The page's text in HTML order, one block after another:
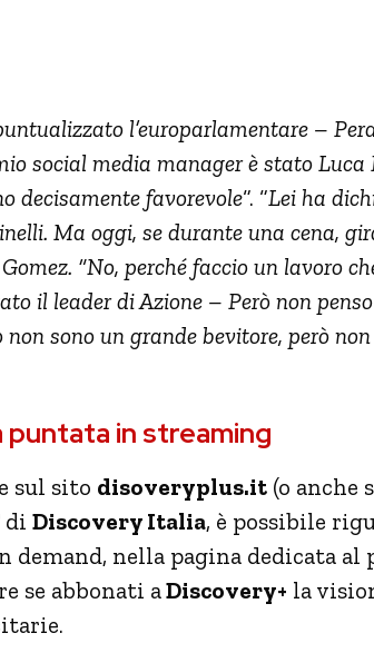
l’europarlamentare –
social media manager è stato
decisamente favorevole“. “Lei ha
Ma oggi, se durante una cena,
“No, perché faccio un lavoro
il leader di Azione – Però non
sono un grande bevitore, però
in streaming
sul sito disoveryplus.it (o anche
di Discovery Italia, è possibile
demand, nella pagina dedicata
se abbonati aDiscovery+ la